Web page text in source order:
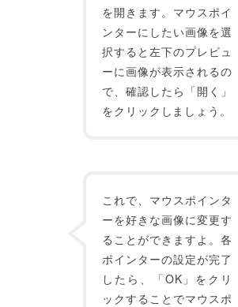
を開きます。マウスポイ
ンターにしたい画像を選
択すると左下のプレビュ
ーに画像が表示されるの
で、確認したら「開く」
をクリックしましょう。
これで、マウスポインタ
ーを好きな画像に変更す
ることができますよ。各
ポインターの設定が完了
したら、「OK」をクリ
ックすることでマウスポ